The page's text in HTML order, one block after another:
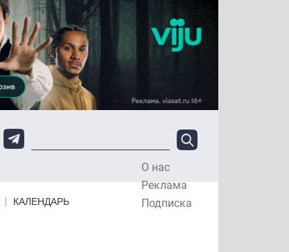
О нас
Реклама
Подписка
КАЛЕНДАРЬ